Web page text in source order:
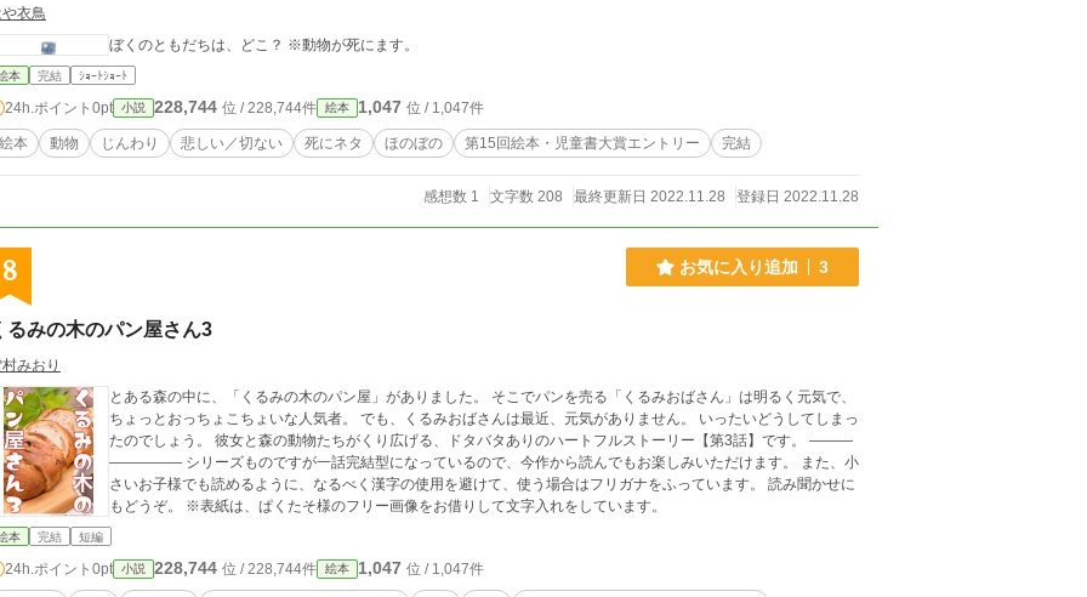
衣鳥
ぼくのともだちは、どこ？ ※動物が死にます。
本 完結 ｼｮｰﾄｼｮｰﾄ
24h.ポイント 0pt 小説 228,744 位 / 228,744件 絵本 1,047 位 / 1,047件
絵本 動物 じんわり 悲しい／切ない 死にネタ ほのぼの 第15回絵本・児童書大賞エントリー 完結
感想数 1 文字数 208 最終更新日 2022.11.28 登録日 2022.11.28
8 お気に入り追加 3
るみの木のパン屋さん3
みおり
とある森の中に、「くるみの木のパン屋」がありました。 そこでパンを売る「くるみおばさん」は明るく元気で、
ちょっとおっちょこちょいな人気者。 でも、くるみおばさんは最近、元気がありません。 いったいどうしてしまっ
たのでしょう。 彼女と森の動物たちがくり広げる、ドタバタありのハートフルストーリー【第3話】です。 ―――
――――― シリーズものですが一話完結型になっているので、今作から読んでもお楽しみいただけます。 また、小
さいお子様でも読めるように、なるべく漢字の使用を避けて、使う場合はフリガナをふっています。 読み聞かせに
もどうぞ。 ※表紙は、ぱくたそ様のフリー画像をお借りして文字入れをしています。
本 完結 短編
24h.ポイント 0pt 小説 228,744 位 / 228,744件 絵本 1,047 位 / 1,047件